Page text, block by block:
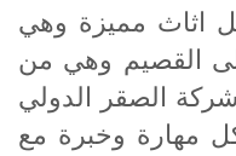
اثاث مميزة وهي
القصيم وهي من
الصقر الدولي
مهارة وخبرة مع